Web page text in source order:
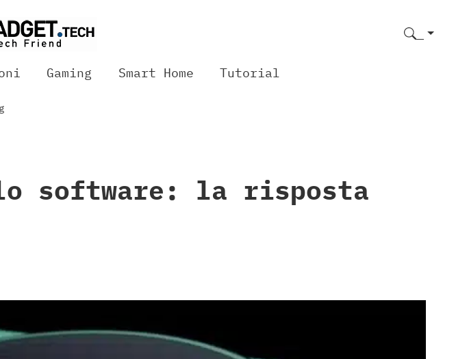
Gaming Smart Home Tutorial
software: la risposta